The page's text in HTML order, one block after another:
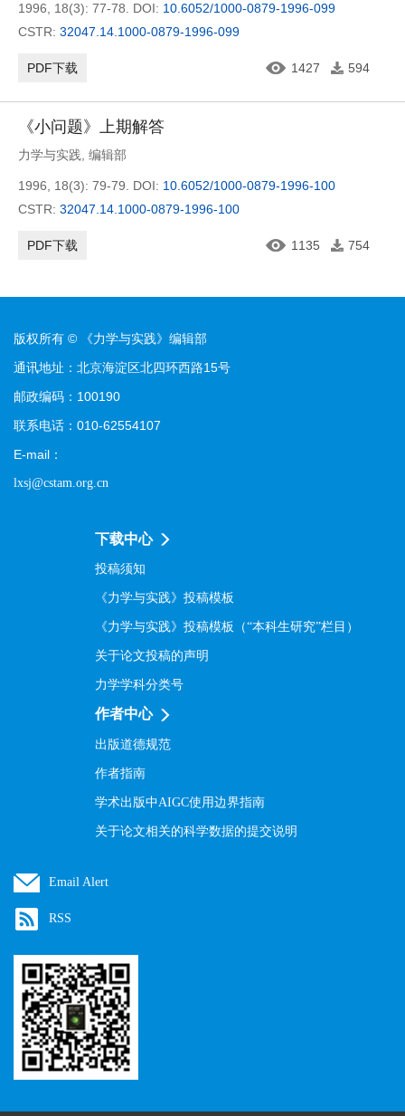
1996, 18(3): 77-78. DOI: 10.6052/1000-0879-1996-099
CSTR: 32047.14.1000-0879-1996-099
PDF下载 1427 594
《小问题》上期解答
力学与实践 编辑部
1996, 18(3): 79-79. DOI: 10.6052/1000-0879-1996-100
CSTR: 32047.14.1000-0879-1996-100
PDF下载 1135 754
版权所有 © 《力学与实践》编辑部
通讯地址：北京海淀区北四环西路15号
邮政编码：100190
联系电话：010-62554107
E-mail：
lxsj@cstam.org.cn
下载中心
投稿须知
《力学与实践》投稿模板
《力学与实践》投稿模板（“本科生研究”栏目）
关于论文投稿的声明
力学学科分类号
作者中心
出版道德规范
作者指南
学术出版中AIGC使用边界指南
关于论文相关的科学数据的提交说明
Email Alert
RSS